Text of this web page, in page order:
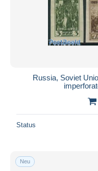
Russia, Soviet
Status
Neu